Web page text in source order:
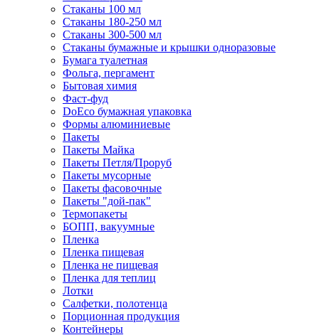
Стаканы 100 мл
Стаканы 180-250 мл
Стаканы 300-500 мл
Стаканы бумажные и крышки одноразовые
Бумага туалетная
Фольга, пергамент
Бытовая химия
Фаст-фуд
DoEco бумажная упаковка
Формы алюминиевые
Пакеты
Пакеты Майка
Пакеты Петля/Проруб
Пакеты мусорные
Пакеты фасовочные
Пакеты "дой-пак"
Термопакеты
БОПП, вакуумные
Пленка
Пленка пищевая
Пленка не пищевая
Пленка для теплиц
Лотки
Салфетки, полотенца
Порционная продукция
Контейнеры